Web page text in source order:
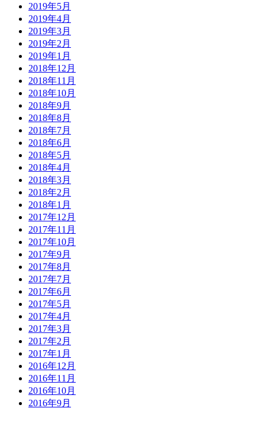
2019年5月
2019年4月
2019年3月
2019年2月
2019年1月
2018年12月
2018年11月
2018年10月
2018年9月
2018年8月
2018年7月
2018年6月
2018年5月
2018年4月
2018年3月
2018年2月
2018年1月
2017年12月
2017年11月
2017年10月
2017年9月
2017年8月
2017年7月
2017年6月
2017年5月
2017年4月
2017年3月
2017年2月
2017年1月
2016年12月
2016年11月
2016年10月
2016年9月